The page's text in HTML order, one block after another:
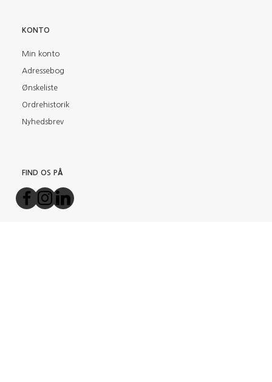
KONTO
Min konto
Adressebog
Ønskeliste
Ordrehistorik
Nyhedsbrev
FIND OS PÅ